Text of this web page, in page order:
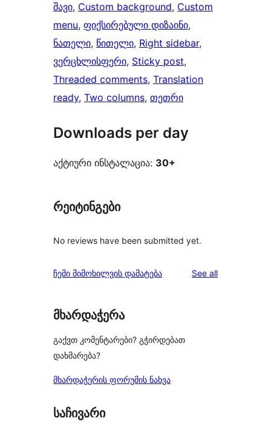
შავი, Custom background, Custom
menu, ფიქსირებული დიზაინი
ნათელი, წითელი, Right sidebar
ვერცხლისფერი, Sticky post
Threaded comments, Translation
ready, Two columns, თეთრი
Downloads per day
აქტიური ინსტალაცია: 30+
რეიტინგები
No reviews have been submitted yet.
ჩემი მიმოხილვის დამატება See allreviews
მხარდაჭერა
გაქვთ კომენტარები? გჭირდებათ
დახმარება?
მხარდაჭერის ფორუმის ნახვა
საჩივარი